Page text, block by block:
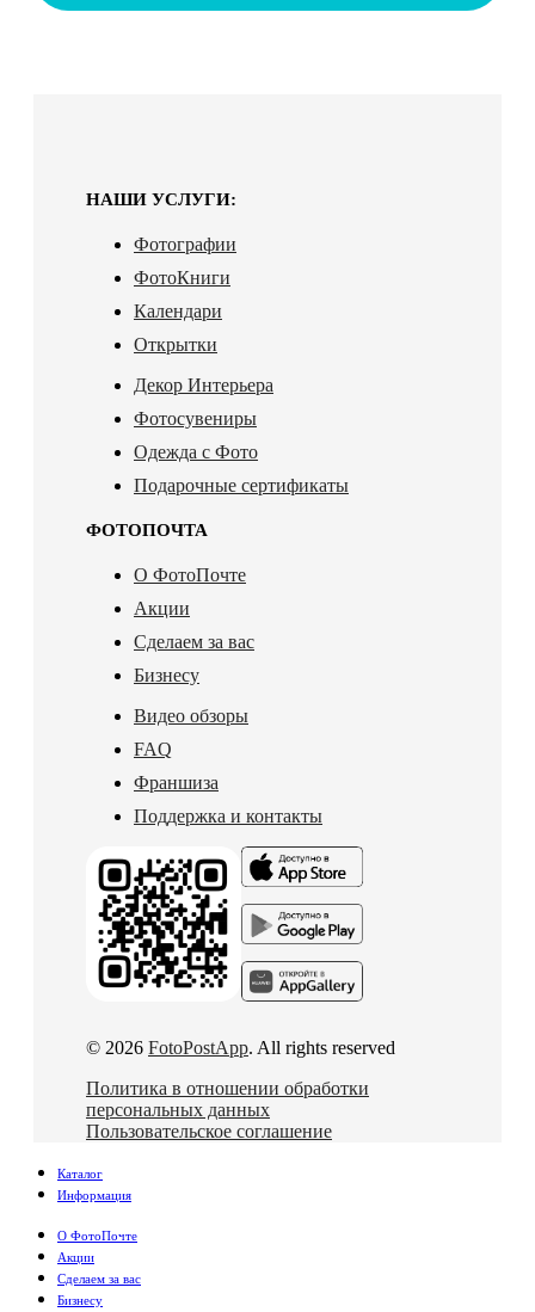
НАШИ УСЛУГИ:
Фотографии
ФотоКниги
Календари
Открытки
Декор Интерьера
Фотосувениры
Одежда с Фото
Подарочные сертификаты
ФОТОПОЧТА
О ФотоПочте
Акции
Сделаем за вас
Бизнесу
Видео обзоры
FAQ
Франшиза
Поддержка и контакты
© 2026 FotoPostApp. All rights reserved
Политика в отношении обработки
персональных данных
Пользовательское соглашение
Каталог
Информация
О ФотоПочте
Акции
Сделаем за вас
Бизнесу